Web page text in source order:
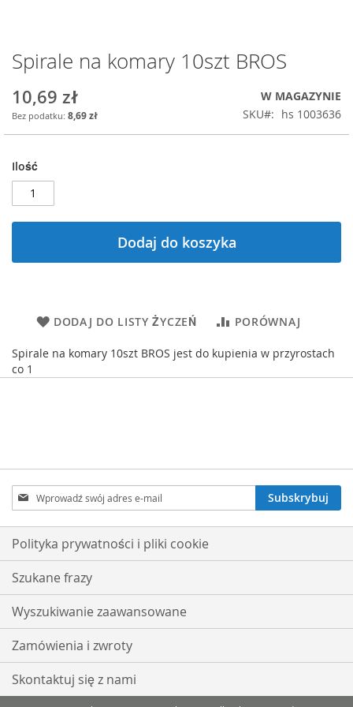
Przejdź
na
początek
galerii
Spirale na komary 10szt BROS
10,69 zł
8,69 zł
W MAGAZYNIE
SKU
hs 1003636
Ilość
Dodaj do koszyka
DODAJ DO LISTY ŻYCZEŃ PORÓWNAJ
Spirale na komary 10szt BROS jest do kupienia w przyrostach
co 1
Subskrybuj
nasz
newsletter:
Subskrybuj
Polityka prywatności i pliki cookie
Szukane frazy
Wyszukiwanie zaawansowane
Zamówienia i zwroty
Skontaktuj się z nami